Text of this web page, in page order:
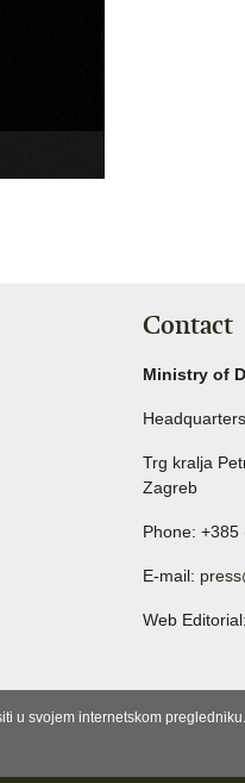
Contact
Ministry of
Headquarters
Trg kralja
Zagreb
Phone: +385
E-mail:
Web Editorial:
u svojem internetskom